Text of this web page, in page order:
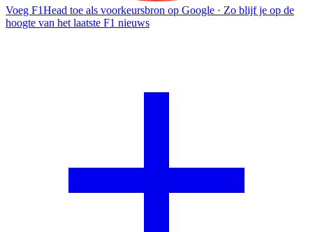
Voeg F1Head toe als voorkeursbron op Google · Zo blijf je op de
hoogte van het laatste F1 nieuws